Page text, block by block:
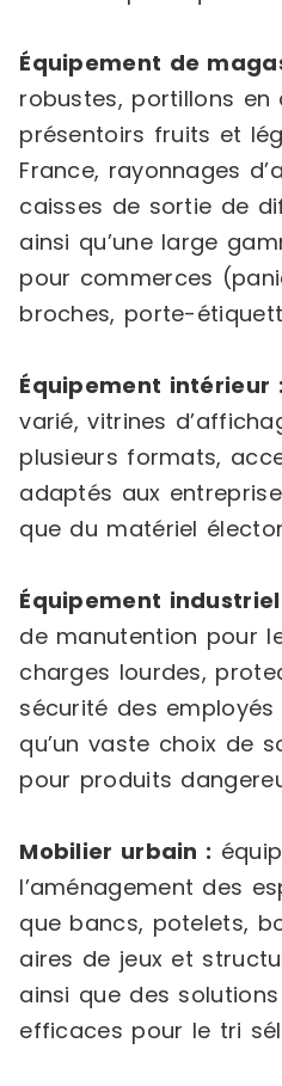
Équipement de
robustes, portillons en
présentoirs fruits et
France, rayonnages
caisses de sortie de
ainsi qu’une large
pour commerces
broches, porte-
Équipement intérieur :
varié, vitrines
plusieurs formats,
adaptés aux
que du matériel
Équipement
de manutention pour
charges lourdes,
sécurité des
qu’un vaste choix de
pour produits
Mobilier urbain :
l’aménagement des
que bancs, potelets,
aires de jeux et
ainsi que des
efficaces pour le tri